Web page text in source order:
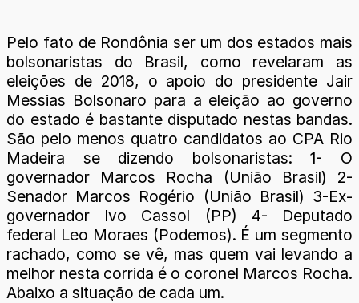
Pelo fato de Rondônia ser um dos estados mais
bolsonaristas do Brasil, como revelaram as
eleições de 2018, o apoio do presidente Jair
Messias Bolsonaro para a eleição ao governo
do estado é bastante disputado nestas bandas.
São pelo menos quatro candidatos ao CPA Rio
Madeira se dizendo bolsonaristas: 1- O
governador Marcos Rocha (União Brasil) 2-
Senador Marcos Rogério (União Brasil) 3-Ex-
governador Ivo Cassol (PP) 4- Deputado
federal Leo Moraes (Podemos). É um segmento
rachado, como se vê, mas quem vai levando a
melhor nesta corrida é o coronel Marcos Rocha.
Abaixo a situação de cada um.